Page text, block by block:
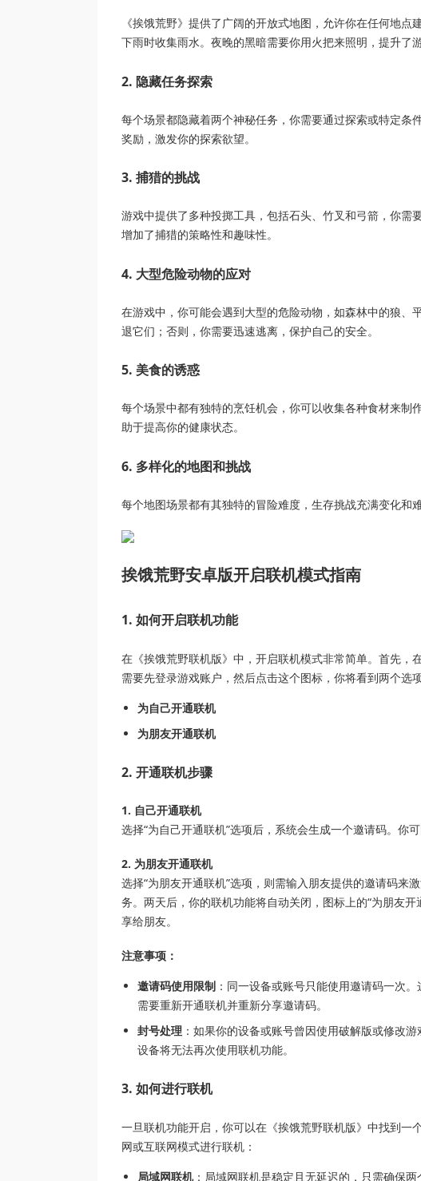
《挨饿荒野》提供了广阔的开放式地图，允许你在任何地
下雨时收集雨水。夜晚的黑暗需要你用火把来照明，提升了
2. 隐藏任务探索
每个场景都隐藏着两个神秘任务，你需要通过探索或特定
奖励，激发你的探索欲望。
3. 捕猎的挑战
游戏中提供了多种投掷工具，包括石头、竹叉和弓箭，你需
增加了捕猎的策略性和趣味性。
4. 大型危险动物的应对
在游戏中，你可能会遇到大型的危险动物，如森林中的狼
退它们；否则，你需要迅速逃离，保护自己的安全。
5. 美食的诱惑
每个场景中都有独特的烹饪机会，你可以收集各种食材来
助于提高你的健康状态。
6. 多样化的地图和挑战
每个地图场景都有其独特的冒险难度，生存挑战充满变化和
挨饿荒野安卓版开启联机模式指南
1. 如何开启联机功能
在《挨饿荒野联机版》中，开启联机模式非常简单。首先
需要先登录游戏账户，然后点击这个图标，你将看到两个选
为自己开通联机
为朋友开通联机
2. 开通联机步骤
1. 自己开通联机
选择“为自己开通联机”选项后，系统会生成一个邀请码。你
2. 为朋友开通联机
选择“为朋友开通联机”选项，则需输入朋友提供的邀请码来
务。两天后，你的联机功能将自动关闭，图标上的“为朋友
享给朋友。
注意事项：
邀请码使用限制 ：同一设备或账号只能使用邀请码一次
需要重新开通联机并重新分享邀请码。
封号处理 ：如果你的设备或账号曾因使用破解版或修改
设备将无法再次使用联机功能。
3. 如何进行联机
一旦联机功能开启，你可以在《挨饿荒野联机版》中找到
网或互联网模式进行联机：
局域网联机：局域网联机是稳定且无延迟的，只需确保